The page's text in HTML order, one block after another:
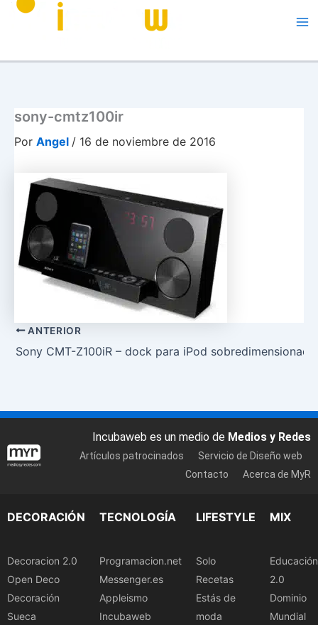
sony-cmtz100ir
Por Angel / 16 de noviembre de 2016
ANTERIOR
Sony CMT-Z100iR – dock para iPod sobredimensionado
Incubaweb es un medio de Medios y Redes
Artículos patrocinados
Servicio de Diseño web
Contacto
Acerca de MyR
DECORACIÓN
Decoracion 2.0
Open Deco
Decoración
Sueca
TECNOLOGÍA
Programacion.net
Messenger.es
Appleismo
Incubaweb
LIFESTYLE
Solo
Recetas
Estás de
moda
MIX
Educación
2.0
Dominio
Mundial